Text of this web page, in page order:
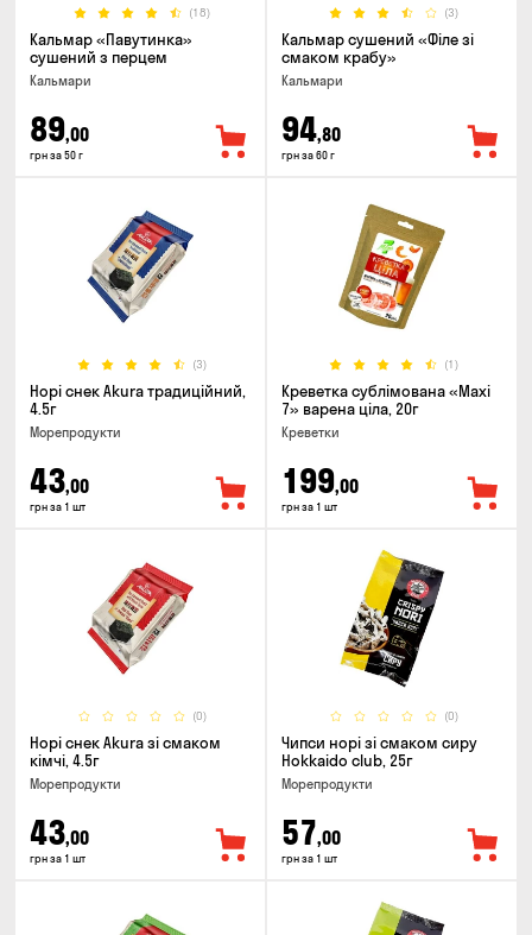
(18)
Кальмар «Павутинка»
сушений з перцем
Кальмари
89,00
грн за 50 г
(3)
Кальмар сушений «Філе зі
смаком крабу»
Кальмари
94,80
грн за 60 г
(3)
Норі снек Akura традиційний,
4.5г
Морепродукти
43,00
грн за 1 шт
(1)
Креветка сублімована «Maxi
7» варена ціла, 20г
Креветки
199,00
грн за 1 шт
(0)
Норі снек Akura зі смаком
кімчі, 4.5г
Морепродукти
43,00
грн за 1 шт
(0)
Чипси норі зі смаком сиру
Hokkaido club, 25г
Морепродукти
57,00
грн за 1 шт